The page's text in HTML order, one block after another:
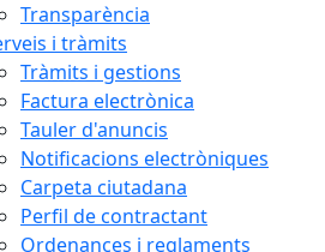
Transparència
i tràmits
Tràmits i gestions
Factura electrònica
Tauler d'anuncis
Notificacions electròniques
Carpeta ciutadana
Perfil de contractant
Ordenances i reglaments